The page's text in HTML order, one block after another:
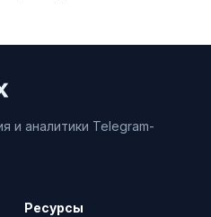
и аналитики Telegram-
Ресурсы